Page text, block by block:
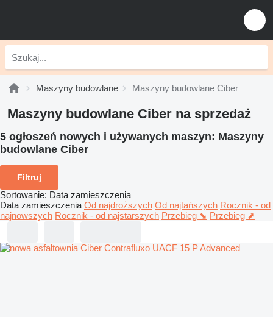
Maszyny budowlane Maszyny budowlane Ciber
Maszyny budowlane Ciber na sprzedaż
5 ogłoszeń nowych i używanych maszyn: Maszyny
budowlane Ciber
Filtruj
Sortowanie: Data zamieszczenia
Data zamieszczenia Od najdroższych Od najtańszych Rocznik - od
najnowszych Rocznik - od najstarszych Przebieg ⬊ Przebieg ⬈